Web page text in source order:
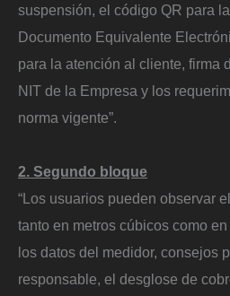
suspensión, el código QR para
Documento Equivalente
para la atención al cliente, firma
NIT de la Empresa y los
norma vigente”.
2. Segundo bloque
“Los usuarios pueden observar
tanto en metros cúbicos como
los datos del medidor, consejos
responsable, el desglose de